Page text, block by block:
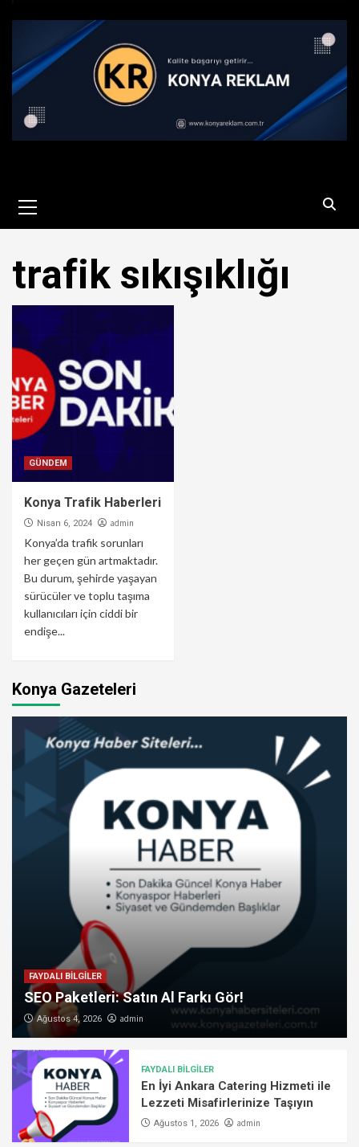
Menu
trafik sıkışıklığı
GÜNDEM
Konya Trafik Haberleri
Nisan 6, 2024 admin
Konya’da trafik sorunları
her geçen gün artmaktadır.
Bu durum, şehirde yaşayan
sürücüler ve toplu taşıma
kullanıcıları için ciddi bir
endişe...
Konya Gazeteleri
FAYDALI BİLGİLER
SEO Paketleri: Satın Al Farkı Gör!
Ağustos 4, 2026 admin
FAYDALI BİLGİLER
En İyi Ankara Catering Hizmeti ile
Lezzeti Misafirlerinize Taşıyın
Ağustos 1, 2026 admin